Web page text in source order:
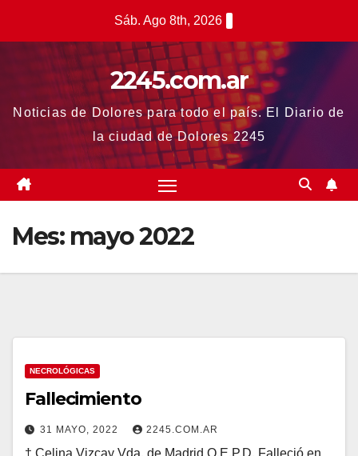
Sáb. Ago 8th, 2026
2245.com.ar
Noticias de Dolores para todo el país. El Diario de
la ciudad de Dolores 2245
Mes: mayo 2022
NECROLÓGICAS
Fallecimiento
31 MAYO, 2022 2245.COM.AR